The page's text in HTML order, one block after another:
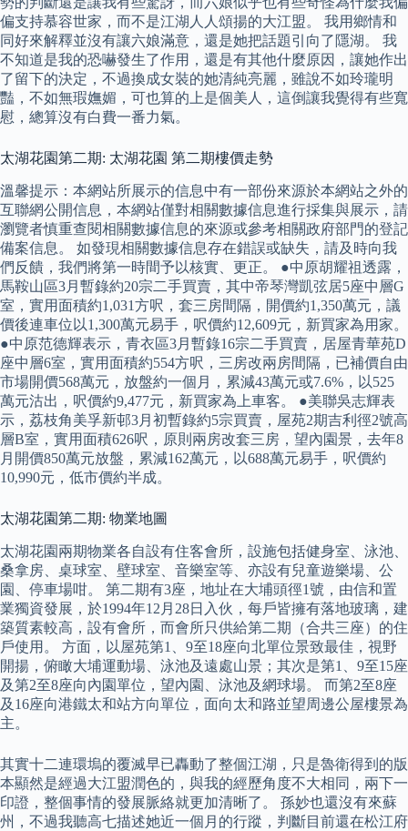
偏支持慕容世家，而不是江湖人人頌揚的大江盟。 我用鄉情和
同好來解釋並沒有讓六娘滿意，還是她把話題引向了隱湖。 我
不知道是我的恐嚇發生了作用，還是有其他什麼原因，讓她作出
了留下的決定，不過換成女裝的她清純亮麗，雖說不如玲瓏明
豔，不如無瑕嫵媚，可也算的上是個美人，這倒讓我覺得有些寬
慰，總算沒有白費一番力氣。
太湖花園第二期: 太湖花園 第二期樓價走勢
溫馨提示：本網站所展示的信息中有一部份來源於本網站之外的
互聯網公開信息，本網站僅對相關數據信息進行採集與展示，請
瀏覽者慎重查閱相關數據信息的來源或參考相關政府部門的登記
備案信息。 如發現相關數據信息存在錯誤或缺失，請及時向我
們反饋，我們將第一時間予以核實、更正。 ●中原胡耀祖透露，
馬鞍山區3月暫錄約20宗二手買賣，其中帝琴灣凱弦居5座中層G
室，實用面積約1,031方呎，套三房間隔，開價約1,350萬元，議
價後連車位以1,300萬元易手，呎價約12,609元，新買家為用家。
●中原范德輝表示，青衣區3月暫錄16宗二手買賣，居屋青華苑D
座中層6室，實用面積約554方呎，三房改兩房間隔，已補價自由
市場開價568萬元，放盤約一個月，累減43萬元或7.6%，以525
萬元沽出，呎價約9,477元，新買家為上車客。 ●美聯吳志輝表
示，荔枝角美孚新邨3月初暫錄約5宗買賣，屋苑2期吉利徑2號高
層B室，實用面積626呎，原則兩房改套三房，望內園景，去年8
月開價850萬元放盤，累減162萬元，以688萬元易手，呎價約
10,990元，低市價約半成。
太湖花園第二期: 物業地圖
太湖花園兩期物業各自設有住客會所，設施包括健身室、泳池、
桑拿房、桌球室、壁球室、音樂室等、亦設有兒童遊樂場、公
園、停車場咁。 第二期有3座，地址在大埔頭徑1號，由信和置
業獨資發展，於1994年12月28日入伙，每戶皆擁有落地玻璃，建
築質素較高，設有會所，而會所只供給第二期（合共三座）的住
戶使用。 方面，以屋苑第1、9至18座向北單位景致最佳，視野
開揚，俯瞰大埔運動場、泳池及遠處山景；其次是第1、9至15座
及第2至8座向內園單位，望內園、泳池及網球場。 而第2至8座
及16座向港鐵太和站方向單位，面向太和路並望周邊公屋樓景為
主。
其實十二連環塢的覆滅早已轟動了整個江湖，只是魯衛得到的版
本顯然是經過大江盟潤色的，與我的經歷角度不大相同，兩下一
印證，整個事情的發展脈絡就更加清晰了。 孫妙也還沒有來蘇
州，不過我聽高七描述她近一個月的行蹤，判斷目前還在松江府